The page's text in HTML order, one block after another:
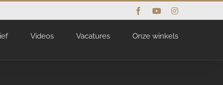
FacebookYouTubeInstagram
Videos Vacatures Onze winkels